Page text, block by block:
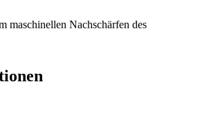
maschinellen Nachschärfen des